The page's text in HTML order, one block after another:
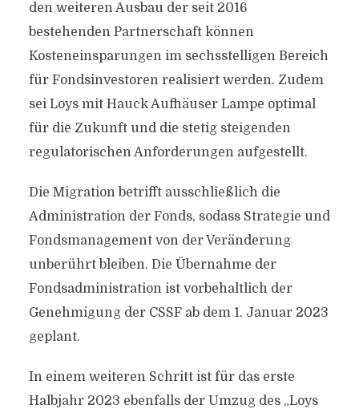
den weiteren Ausbau der seit 2016
bestehenden Partnerschaft können
Kosteneinsparungen im sechsstelligen Bereich
für Fondsinvestoren realisiert werden. Zudem
sei Loys mit Hauck Aufhäuser Lampe optimal
für die Zukunft und die stetig steigenden
regulatorischen Anforderungen aufgestellt.
Die Migration betrifft ausschließlich die
Administration der Fonds, sodass Strategie und
Fondsmanagement von der Veränderung
unberührt bleiben. Die Übernahme der
Fondsadministration ist vorbehaltlich der
Genehmigung der CSSF ab dem 1. Januar 2023
geplant.
In einem weiteren Schritt ist für das erste
Halbjahr 2023 ebenfalls der Umzug des „Loys